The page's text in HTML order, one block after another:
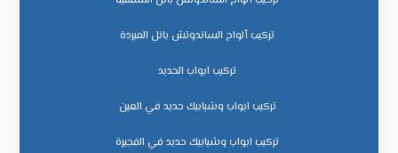
تركيب ألواح الساندوتش بانل المبردة
تركيب ابواب الحديد
تركيب ابواب وشبابيك حديد في العين
تركيب ابواب وشبابيك حديد في الفجيرة